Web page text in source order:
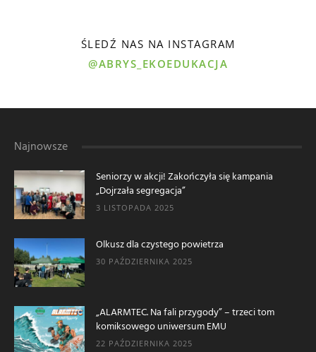
ŚLEDŹ NAS NA INSTAGRAM
@ABRYS_EKOEDUKACJA
Najnowsze
Seniorzy w akcji! Zakończyła się kampania
„Dojrzała segregacja”
3 LISTOPADA 2025
Olkusz dla czystego powietrza
30 PAŹDZIERNIKA 2025
„ALARMTEC. Na fali przygody” – trzeci tom
komiksowego uniwersum EMU
22 PAŹDZIERNIKA 2025